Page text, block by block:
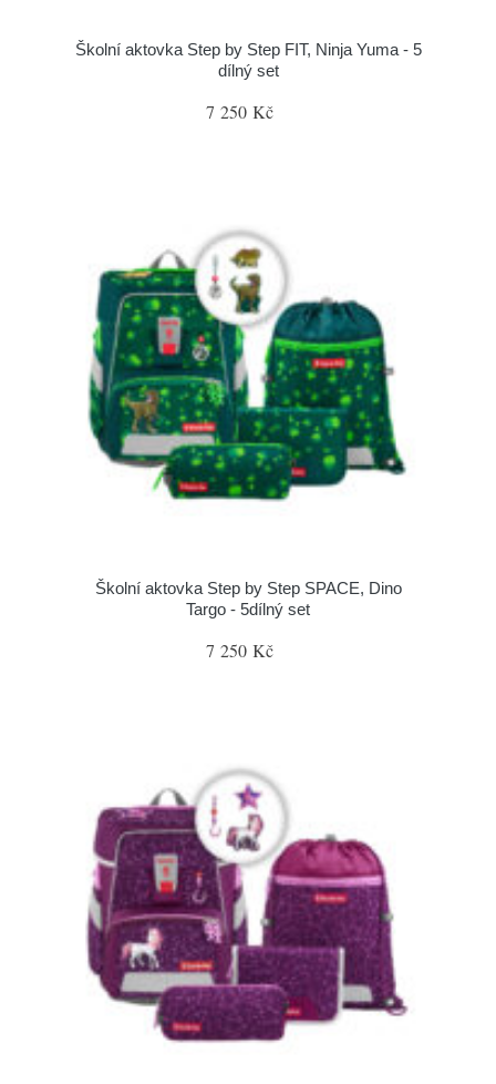
Školní aktovka Step by Step FIT, Ninja Yuma - 5
dílný set
7 250 Kč
Školní aktovka Step by Step SPACE, Dino
Targo - 5dílný set
7 250 Kč